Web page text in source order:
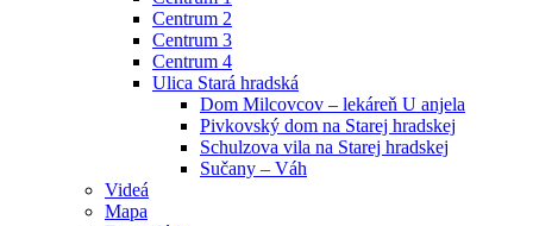
Centrum 2
Centrum 3
Centrum 4
Ulica Stará hradská
Dom Milcovcov – lekáreň U anjela
Pivkovský dom na Starej hradskej
Schulzova vila na Starej hradskej
Sučany – Váh
Videá
Mapa